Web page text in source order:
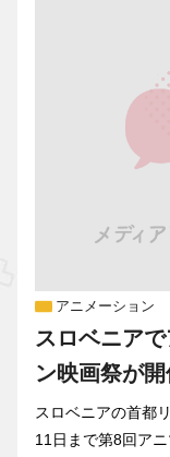
アニメーション
スロベニア
ン映画祭が
スロベニアの首都
11日まで第8回ア